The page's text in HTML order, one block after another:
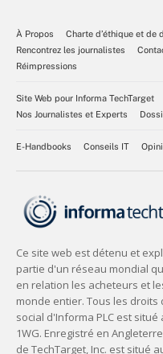
À Propos
Charte d’éthique et de
Rencontrez les journalistes
Réimpressions
Site Web pour Informa TechTarget
Nos Journalistes et Experts
E-Handbooks Conseils IT